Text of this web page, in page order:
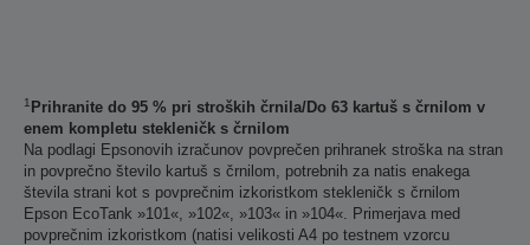
1 Prihranite do 95 % pri stroških črnila/Do 63 kartuš s črnilom v
enem kompletu stekleničk s črnilom
Na podlagi Epsonovih izračunov povprečen prihranek stroška na stran
in povprečno število kartuš s črnilom, potrebnih za natis enakega
števila strani kot s povprečnim izkoristkom stekleničk s črnilom
Epson EcoTank »101«, »102«, »103« in »104«. Primerjava med
povprečnim izkoristkom (natisi velikosti A4 po testnem vzorcu